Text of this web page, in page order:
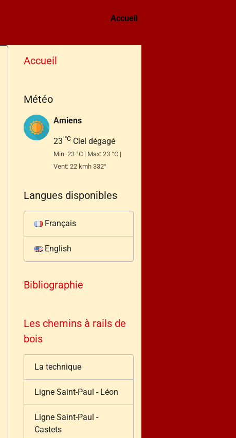
Accueil
Accueil
Météo
Amiens
23 °C Ciel dégagé
Min: 23 °C | Max: 23 °C |
Vent: 22 kmh 332°
Langues disponibles
Français
English
Bibliographie
Les chemins à rails de
bois
La technique
Ligne Saint-Paul - Léon
Ligne Saint-Paul -
Castets